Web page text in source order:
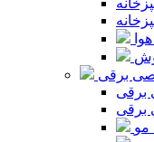
برقی
برقی
برقی
مو